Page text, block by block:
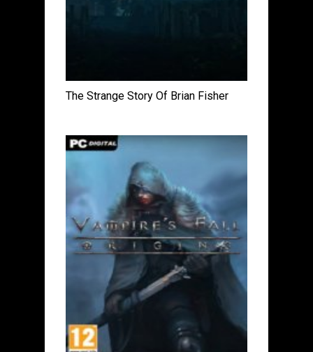
The Strange Story Of Brian Fisher